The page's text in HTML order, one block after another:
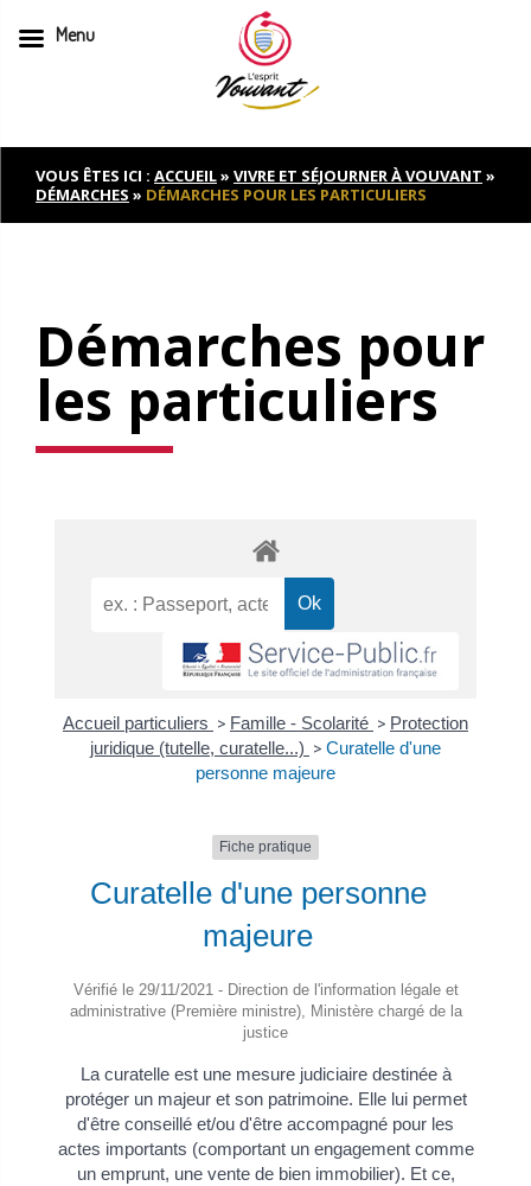
to
contentVOUS ÊTES ICI : ACCUEIL» VIVRE ET SÉJOURNER À VOUVANT »
DÉMARCHES » DÉMARCHES POUR LES PARTICULIERS
Démarches pour
les particuliers
Accueil particuliers > Famille - Scolarité > Protection
juridique (tutelle, curatelle...) > Curatelle d'une
personne majeure
Fiche pratique
Curatelle d'une personne
majeure
Vérifié le 29/11/2021 - Direction de l'information légale et
administrative (Première ministre), Ministère chargé de la
justice
La curatelle est une mesure judiciaire destinée à
protéger un majeur et son patrimoine. Elle lui permet
d'être conseillé et/ou d'être accompagné pour les
actes importants (comportant un engagement comme
un emprunt, une vente de bien immobilier). Et ce,
Menu